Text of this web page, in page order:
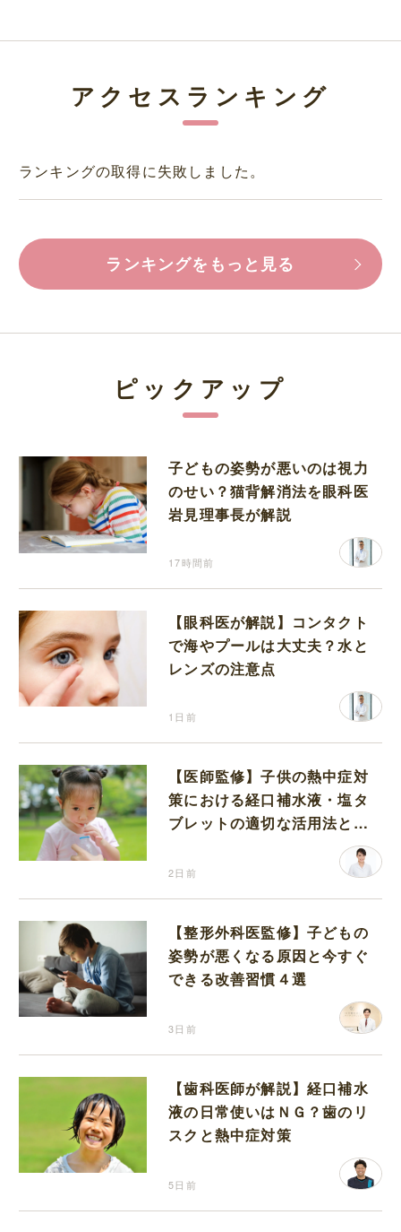
アクセスランキング
ランキングの取得に失敗しました。
ランキングをもっと見る
ピックアップ
子どもの姿勢が悪いのは視力
のせい？猫背解消法を眼科医
岩見理事長が解説
17時間前
【眼科医が解説】コンタクト
で海やプールは大丈夫？水と
レンズの注意点
1日前
【医師監修】子供の熱中症対
策における経口補水液・塩タ
ブレットの適切な活用法と水
2日前
【整形外科医監修】子どもの
姿勢が悪くなる原因と今すぐ
できる改善習慣４選
3日前
【歯科医師が解説】経口補水
液の日常使いはＮＧ？歯のリ
スクと熱中症対策
5日前